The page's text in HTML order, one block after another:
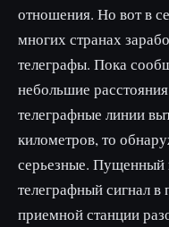
отношения. Но вот в
многих странах
телеграфы. Пока
небольшие
телеграфные линии
километров, то
серьезные. Пущенный
телеграфный сигнал в
приемной станции